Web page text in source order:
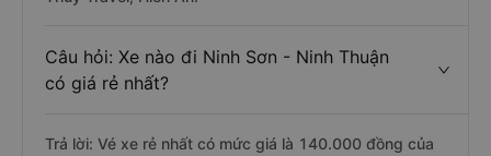
Câu hỏi: Xe nào đi Ninh Sơn - Ninh Thuận
có giá rẻ nhất?
Trả lời: Vé xe rẻ nhất có mức giá là 140.000 đồng của